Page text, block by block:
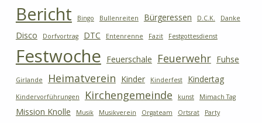
Bericht Bingo Bullenreiten Bürgeressen D.C.K. Danke
Disco Dorfvortrag DTC Entenrenne Fazit Festgottesdienst
Festwoche Feuerschale Feuerwehr Fuhse
Girlande Heimatverein Kinder Kinderfest Kindertag
Kindervorführungen Kirchengemeinde kunst Mimach Tag
Mission Knolle Musik Musikverein Orgateam Ortsrat
Party